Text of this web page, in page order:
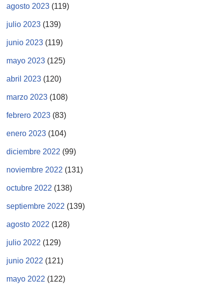
agosto 2023 (119)
julio 2023 (139)
junio 2023 (119)
mayo 2023 (125)
abril 2023 (120)
marzo 2023 (108)
febrero 2023 (83)
enero 2023 (104)
diciembre 2022 (99)
noviembre 2022 (131)
octubre 2022 (138)
septiembre 2022 (139)
agosto 2022 (128)
julio 2022 (129)
junio 2022 (121)
mayo 2022 (122)